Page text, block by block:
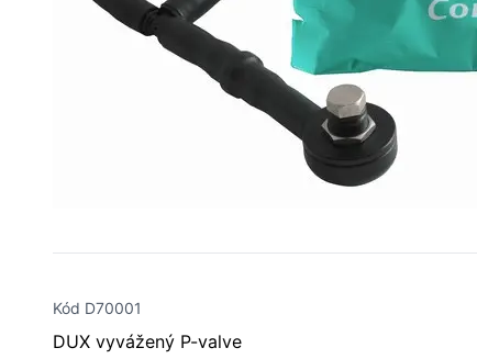
Kód D70001
DUX vyvážený P-valve